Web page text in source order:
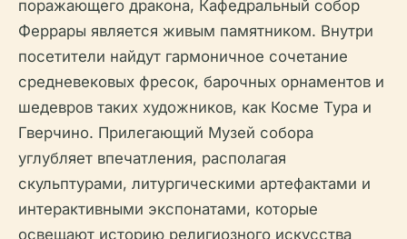
поражающего дракона, Кафедральный собор
Феррары является живым памятником. Внутри
посетители найдут гармоничное сочетание
средневековых фресок, барочных орнаментов и
шедевров таких художников, как Косме Тура и
Гверчино. Прилегающий Музей собора
углубляет впечатления, располагая
скульптурами, литургическими артефактами и
интерактивными экспонатами, которые
освещают историю религиозного искусства